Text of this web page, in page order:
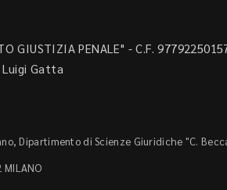
GIUSTIZIA PENALE" - C.F.
Luigi Gatta
Dipartimento di Scienze Giuridiche "C.